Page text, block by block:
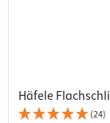
Häfele
(24)